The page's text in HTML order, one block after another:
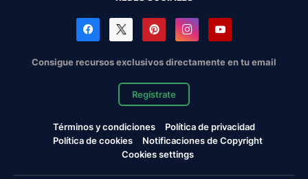
Consigue recursos exclusivos directamente en tu email
Regístrate
Términos y condiciones
Política de privacidad
Política de cookies
Notificaciones de Copyright
Cookies settings